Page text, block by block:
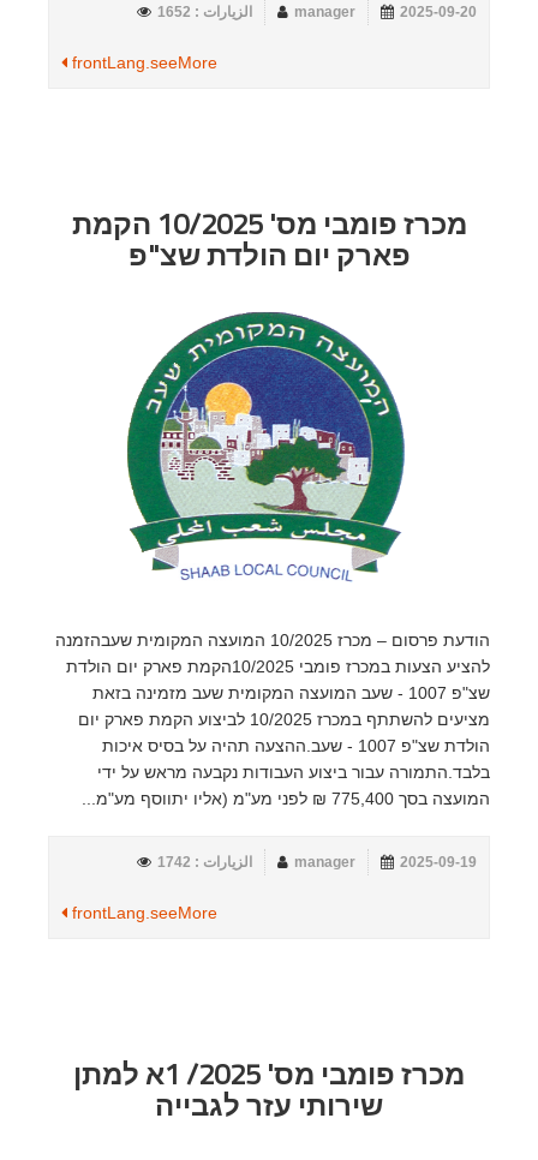
2025-09-20
manager الزيارات : 1652
frontLang.seeMore
מכרז פומבי מס' 10/2025 הקמת
פארק יום הולדת שצ"פ
הודעת פרסום – מכרז 10/2025 המועצה המקומית שעבהזמנה
להציע הצעות במכרז פומבי 10/2025הקמת פארק יום הולדת
שצ"פ 1007 - שעב המועצה המקומית שעב מזמינה בזאת
מציעים להשתתף במכרז 10/2025 לביצוע הקמת פארק יום
הולדת שצ"פ 1007 - שעב.ההצעה תהיה על בסיס איכות
בלבד.התמורה עבור ביצוע העבודות נקבעה מראש על ידי
המועצה בסך 775,400 ₪ לפני מע"מ (אליו יתווסף מע"מ...
2025-09-19
manager الزيارات : 1742
frontLang.seeMore
מכרז פומבי מס' 2025/ 1א למתן
שירותי עזר לגבייה